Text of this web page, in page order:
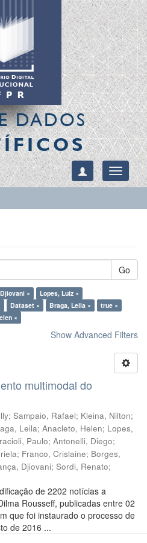
DADOS
Toggle
Go
×
Lopes, Luiz ×
Dataset × Braga, Leila ×
true ×
×
Show Advanced Filters
multimodal do
; Sampaio, Rafael; Kleina, Nilton;
Leila; Anacleto, Helen; Lopes,
Paulo; Antonelli, Diego;
; Franco, Crislaine; Borges,
Djiovani; Sordi, Renato;
de 2202 notícias a
Rousseff, publicadas entre 02
que foi instaurado o processo de
de 2016 ...